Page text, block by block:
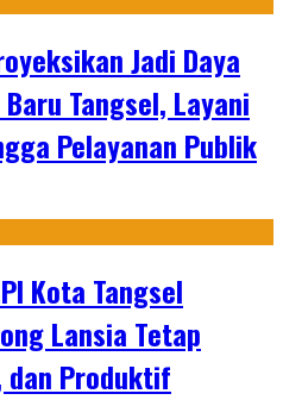
Jadi Daya
Tangsel, Layani
Pelayanan Publik
Kota Tangsel
Lansia Tetap
Produktif